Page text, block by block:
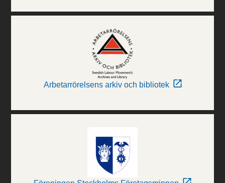
Arbetarrörelsens arkiv och bibliotek